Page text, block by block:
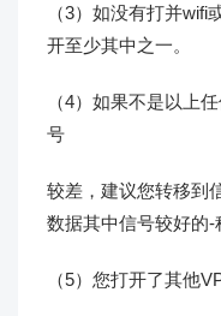
（3）如没有打并
开至少其中之一。
（4）如果不是以上
号
较差，建议您转移到
数据其中信号较好的-
（5）您打开了其他